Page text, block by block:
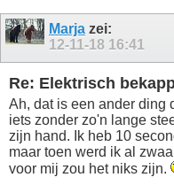
Marja zei:
12-11-18 16:41
Re: Elektrisch
Ah, dat is een ander ding
iets zonder zo'n lange
zijn hand. Ik heb 10
maar toen werd ik al
voor mij zou het niks zijn.